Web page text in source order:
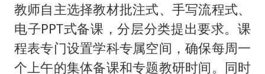
教师自主选择教材批注式、手写流程式、
电子PPT式备课，分层分类提出要求。课
程表专门设置学科专属空间，确保每周一
个上午的集体备课和专题教研时间。同时